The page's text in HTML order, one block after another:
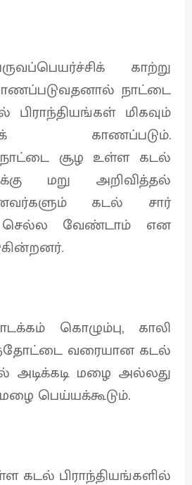
காற்று
நாட்டை
மிகவும்
காணப்படும்.
சூழ உள்ள கடல்
மறு அறிவித்தல்
கடல் சார்
செல்ல வேண்டாம் என
கொழும்பு, காலி
வரையான கடல்
அடிக்கடி மழை அல்லது
மழை பெய்யக்கூடும்.
கடல் பிராந்தியங்களில்